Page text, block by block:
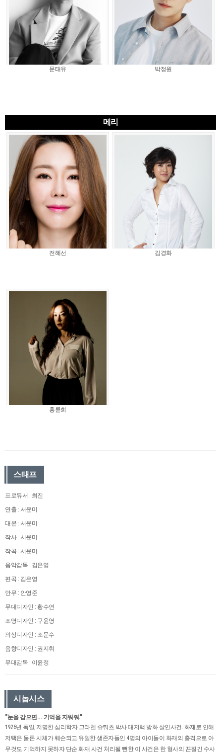
문태유 박정원
메리
전혜선 김경화
홍륜희
스태프
프로듀서 : 최진
연출 : 서윤미
대본 : 서윤미
작사 : 서윤미
작곡 : 서윤미
음악감독 : 김은영
편곡 : 김은영
안무 : 안영준
무대디자인 : 황수연
조명디자인 : 구윤영
의상디자인 : 조문수
음향디자인 : 권지휘
무대감독 : 이윤정
시놉시스
"눈을 감으면... 기억을 지워줘."
1926년 독일, 저명한 심리학자 그라첸 슈퉈츠 박사 대저택 방화 살인사건. 화재로 인해
저택은 물론 시체가 훼손되고 유일한 생존자들인 4명의 아이들이 화재의 충격으로 아
무것도 기억하지 못하자 단순 화재 사건 처리될 뻔한 이 사건은 한 형사의 끈질긴 수사